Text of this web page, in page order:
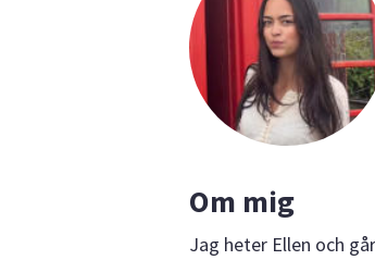
Om mig
Jag heter Ellen och